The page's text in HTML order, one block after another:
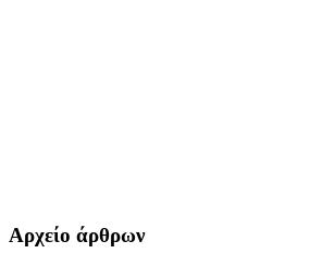
Αρχείο άρθρων